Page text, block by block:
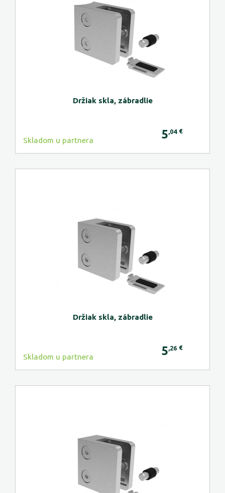
Držiak skla, zábradlie
Skladom u partnera 5 ,04 €
Držiak skla, zábradlie
Skladom u partnera 5 ,26 €